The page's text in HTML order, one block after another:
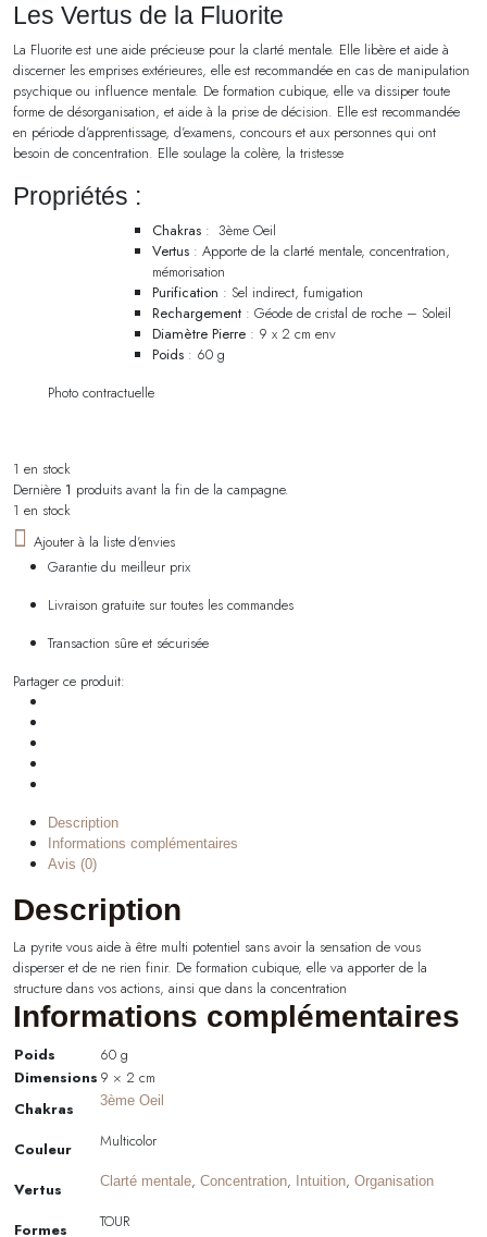
Les Vertus de la Fluorite
La Fluorite est une aide précieuse pour la clarté mentale. Elle libère et aide à
discerner les emprises extérieures, elle est recommandée en cas de manipulation
psychique ou influence mentale. De formation cubique, elle va dissiper toute
forme de désorganisation, et aide à la prise de décision. Elle est recommandée
en période d’apprentissage, d’examens, concours et aux personnes qui ont
besoin de concentration. Elle soulage la colère, la tristesse
Propriétés :
Chakras : 3ème Oeil
Vertus : Apporte de la clarté mentale, concentration,
mémorisation
Purification : Sel indirect, fumigation
Rechargement : Géode de cristal de roche – Soleil
Diamètre Pierre : 9 x 2 cm env
Poids : 60 g
Photo contractuelle
1 en stock
Dernière 1 produits avant la fin de la campagne.
1 en stock
Ajouter à la liste d'envies
Garantie du meilleur prix
Livraison gratuite sur toutes les commandes
Transaction sûre et sécurisée
Partager ce produit:
Description
Informations complémentaires
Avis (0)
Description
La pyrite vous aide à être multi potentiel sans avoir la sensation de vous
disperser et de ne rien finir. De formation cubique, elle va apporter de la
structure dans vos actions, ainsi que dans la concentration
Informations complémentaires
Poids
60 g
Dimensions 9 × 2 cm
Chakras
3ème Oeil
Couleur Multicolor
Vertus Clarté mentale, Concentration, Intuition, Organisation
Formes TOUR